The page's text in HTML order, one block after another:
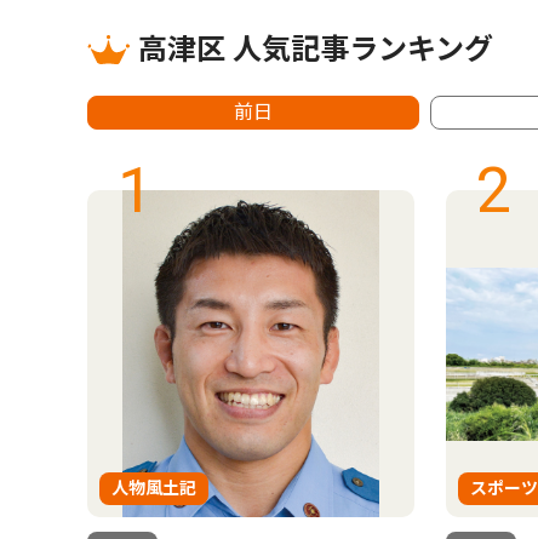
高津区 人気記事ランキング
前日
1
人物風土記
2
スポーツ